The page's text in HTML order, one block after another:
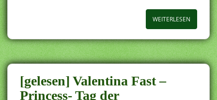
WEITERLESEN
[gelesen] Valentina Fast –
Princess- Tag der